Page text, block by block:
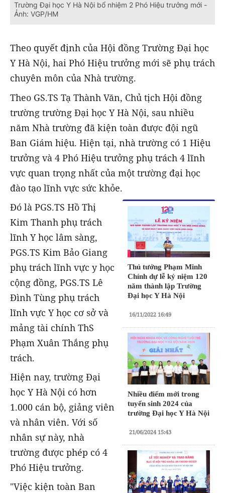
Trường Đại học Y Hà Nội bổ nhiệm 2 Phó Hiệu trưởng mới -
Ảnh: VGP/HM
Theo quyết định của Hội đồng Trường Đại học
Y Hà Nội, hai Phó Hiệu trưởng mới sẽ phụ trách
chuyên môn của Nhà trường.
Theo GS.TS Tạ Thành Văn, Chủ tịch Hội đồng
trường trường Đại học Y Hà Nội, sau nhiều
năm Nhà trường đã kiện toàn được đội ngũ
Ban Giám hiệu. Hiện tại, nhà trường có 1 Hiệu
trưởng và 4 Phó Hiệu trưởng phụ trách 4 lĩnh
vực quan trọng nhất của một trường đại học
đào tạo lĩnh vực sức khỏe.
Thủ tướng Phạm Minh
Chính dự lễ kỷ niệm 120
năm thành lập Trường
Đại học Y Hà Nội
16/11/2022 16:49
Nhiều điểm mới trong
tuyển sinh 2024 của
trường Đại học Y Hà Nội
21/06/2024 15:43
Đó là PGS.TS Hồ Thị
Kim Thanh phụ trách
lĩnh Y học lâm sàng,
PGS.TS Kim Bảo Giang
phụ trách lĩnh vực y học
cộng đồng, PGS.TS Lê
Đình Tùng phụ trách
lĩnh vực Y học cơ sở và
mảng tài chính ThS
Phạm Xuân Thắng phụ
trách.
Hiện nay, trường Đại
học Y Hà Nội có hơn
1.000 cán bộ, giảng viên
và nhân viên. Với số
nhân sự này, nhà
trường được phép có 4
Phó Hiệu trưởng.
"Việc kiện toàn Ban